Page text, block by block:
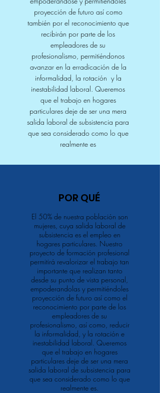
proyección de futuro así como
también por el reconocimiento que
recibirán por parte de los
empleadores de su
profesionalismo, permitiéndonos
avanzar en la erradicación de la
informalidad, la rotación y la
inestabilidad laboral. Queremos
que el trabajo en hogares
particulares deje de ser una mera
salida laboral de subsistencia para
que sea considerado como lo que
realmente es
POR QUÉ
El 50% de nuestra población son
mujeres, cuya salida laboral de
subsistencia es el empleo en
hogares particulares. Nuestro
proyecto de formación profesional
permitirá revalorizar el trabajo tan
importante que realizan tanto
desde su punto de vista personal,
empoderandolas y permitiéndoles
proyección de futuro así como el
reconocimiento por parte de los
empleadores de su
profesionalismo, así como, reducir
la informalidad, y la rotación e
inestabilidad laboral. Queremos
que el trabajo en hogares
particulares deje de ser una mera
salida laboral de subsistencia para
que sea considerado como lo que
realmente es.